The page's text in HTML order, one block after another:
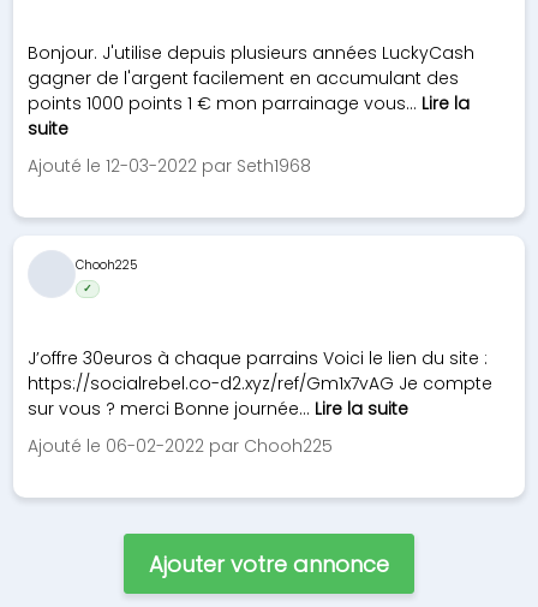
Bonjour. J'utilise depuis plusieurs années LuckyCash
gagner de l'argent facilement en accumulant des
points 1000 points 1 € mon parrainage vous... Lire la
suite
Ajouté le 12-03-2022 par Seth1968
J’offre 30euros à chaque parrains Voici le lien du site :
https://socialrebel.co-d2.xyz/ref/Gm1x7vAG Je compte
sur vous ? merci Bonne journée... Lire la suite
Ajouté le 06-02-2022 par Chooh225
Chooh225
✓
Ajouter votre annonce